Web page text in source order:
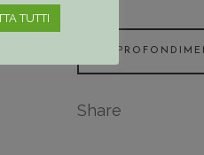
Share
TUTTI